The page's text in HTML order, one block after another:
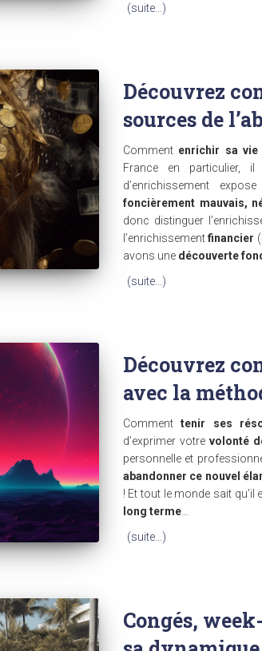
(suite…)
Découvrez
sources de
Comment enrichir sa vie
France en particulier, il
d’enrichissement
foncièrement mauvais,
donc distinguer
l’enrichissementfinancier
avons une découverte
(suite…)
Découvrez
avec la
Commenttenir ses
d’exprimer votrevolonté
personnelle et
abandonner ce nouvel
! Et tout le monde sait
long terme…
(suite…)
Congés,